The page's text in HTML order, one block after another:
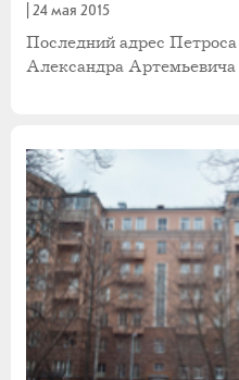
24 мая 2015
Последний адрес
Александра Артемьевича